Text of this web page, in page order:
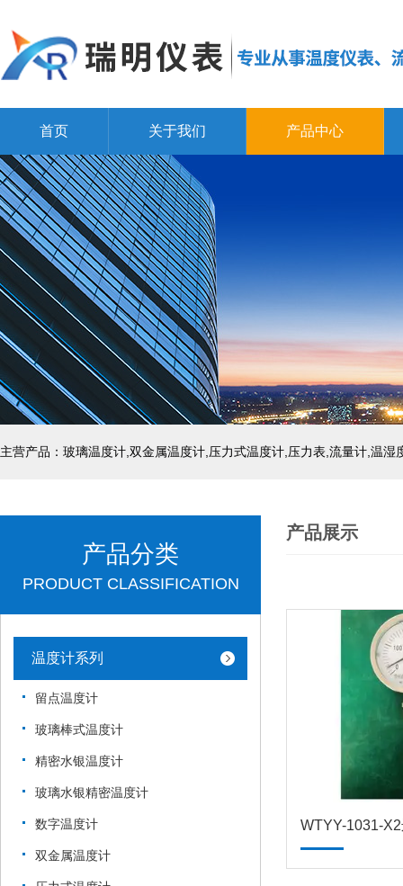
首页 关于我们 产品中心
产品分类
PRODUCT CLASSIFICATION
温度计系列
留点温度计
玻璃棒式温度计
精密水银温度计
玻璃水银精密温度计
数字温度计
双金属温度计
产品展示
WTYY-1031-